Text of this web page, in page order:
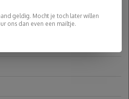
geldig. Mocht je toch later willen
ons dan even een mailtje.